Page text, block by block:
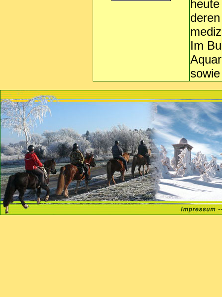
Im